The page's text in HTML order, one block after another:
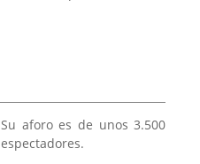
Su aforo es de unos 3.500
espectadores.